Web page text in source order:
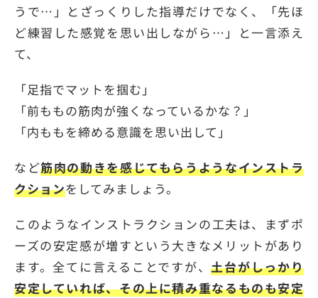
うで…」とざっくりした指導だけでなく、「先ほ
ど練習した感覚を思い出しながら…」と一言添え
て、
「足指でマットを掴む」
「前ももの筋肉が強くなっているかな？」
「内ももを締める意識を思い出して」
など筋肉の動きを感じてもらうようなインストラ
クションをしてみましょう。
このようなインストラクションの工夫は、まずポ
ーズの安定感が増すという大きなメリットがあり
ます。全てに言えることですが、土台がしっかり
安定していれば、その上に積み重なるものも安定